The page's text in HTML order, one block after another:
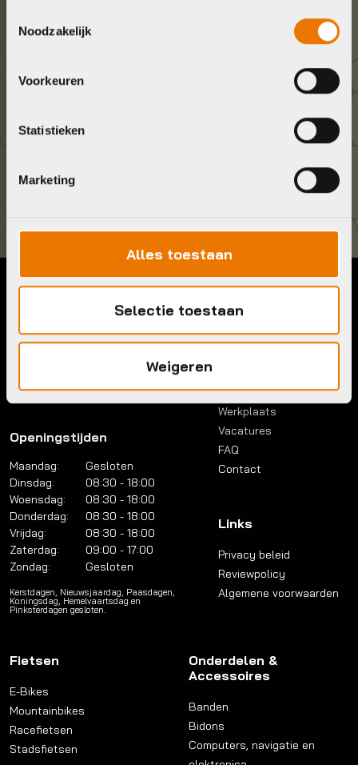
Noodzakelijk
Voorkeuren
Statistieken
Marketing
Alles toestaan
Selectie toestaan
Weigeren
info@bykestore.nl
Geef ons een belletje
Brouwerstraat 8B
Telefoon:
036 5304422
Mail:
Brouwerstraat 8B
Openingstijden
Maandag:
Gesloten
Dinsdag:
08:30 - 18:00
Woensdag:
08:30 - 18:00
Donderdag:
08:30 - 18:00
Vrijdag:
08:30 - 18:00
Zaterdag:
09:00 - 17:00
Zondag:
Gesloten
Kerstdagen, Nieuwsjaardag, Paasdagen,
Koningsdag, Hemelvaartsdag en
Pinksterdagen gesloten.
Account
Over ons
Werkplaats
Vacatures
FAQ
Contact
Links
Privacy beleid
Reviewpolicy
Algemene voorwaarden
Fietsen
E-Bikes
Mountainbikes
Racefietsen
Stadsfietsen
Onderdelen &
Accessoires
Banden
Bidons
Computers, navigatie en